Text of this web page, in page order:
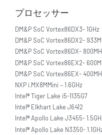
プロセッサー
DM&P SoC Vortex86DX3- 1GHz
DM&P SoC Vortex86DX2-
DM&P SoC Vortex86DX-
DM&P SoC Vortex86EX2-
DM&P SoC Vortex86EX-
NXP i.MX8MMini – 1.6GHz
Intel® Tiger Lake i5-1135G7
Intel® Elkhart Lake J6412
Intel® Apollo Lake J3455-
Intel® Apollo Lake N3350-